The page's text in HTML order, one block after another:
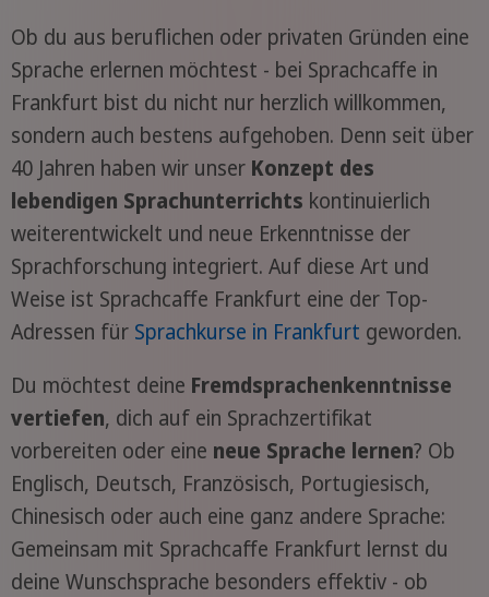
Ob du aus beruflichen oder privaten Gründen eine
Sprache erlernen möchtest - bei Sprachcaffe in
Frankfurt bist du nicht nur herzlich willkommen,
sondern auch bestens aufgehoben. Denn seit über
40 Jahren haben wir unser Konzept des
lebendigen Sprachunterrichts kontinuierlich
weiterentwickelt und neue Erkenntnisse der
Sprachforschung integriert. Auf diese Art und
Weise ist Sprachcaffe Frankfurt eine der Top-
Adressen für Sprachkurse in Frankfurt geworden.
Du möchtest deine Fremdsprachenkenntnisse
vertiefen, dich auf ein Sprachzertifikat
vorbereiten oder eine neue Sprache lernen? Ob
Englisch, Deutsch, Französisch, Portugiesisch,
Chinesisch oder auch eine ganz andere Sprache:
Gemeinsam mit Sprachcaffe Frankfurt lernst du
deine Wunschsprache besonders effektiv - ob